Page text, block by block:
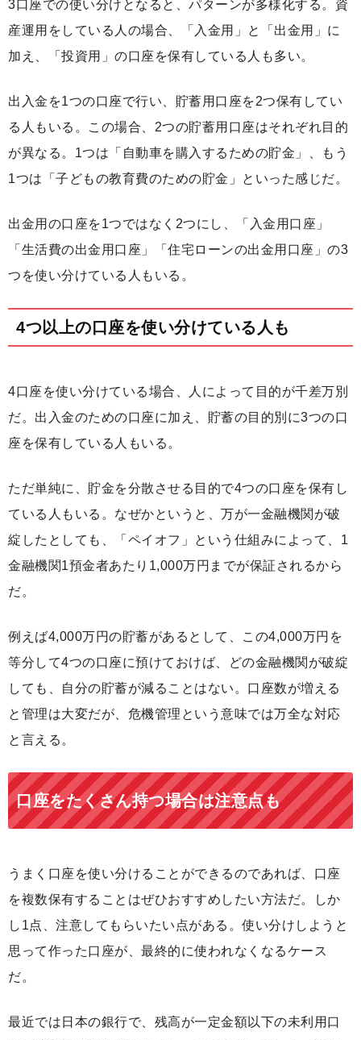
3口座での使い分けとなると、パターンが多様化する。資
産運用をしている人の場合、「入金用」と「出金用」に
加え、「投資用」の口座を保有している人も多い。
出入金を1つの口座で行い、貯蓄用口座を2つ保有してい
る人もいる。この場合、2つの貯蓄用口座はそれぞれ目的
が異なる。1つは「自動車を購入するための貯金」、もう
1つは「子どもの教育費のための貯金」といった感じだ。
出金用の口座を1つではなく2つにし、「入金用口座」
「生活費の出金用口座」「住宅ローンの出金用口座」の3
つを使い分けている人もいる。
4つ以上の口座を使い分けている人も
4口座を使い分けている場合、人によって目的が千差万別
だ。出入金のための口座に加え、貯蓄の目的別に3つの口
座を保有している人もいる。
ただ単純に、貯金を分散させる目的で4つの口座を保有し
ている人もいる。なぜかというと、万が一金融機関が破
綻したとしても、「ペイオフ」という仕組みによって、1
金融機関1預金者あたり1,000万円までが保証されるから
だ。
例えば4,000万円の貯蓄があるとして、この4,000万円を
等分して4つの口座に預けておけば、どの金融機関が破綻
しても、自分の貯蓄が減ることはない。口座数が増える
と管理は大変だが、危機管理という意味では万全な対応
と言える。
口座をたくさん持つ場合は注意点も
うまく口座を使い分けることができるのであれば、口座
を複数保有することはぜひおすすめしたい方法だ。しか
し1点、注意してもらいたい点がある。使い分けしようと
思って作った口座が、最終的に使われなくなるケース
だ。
最近では日本の銀行で、残高が一定金額以下の未利用口